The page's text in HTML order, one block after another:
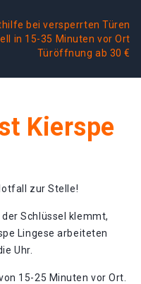
bei versperrten Türen
in 15-35 Minuten vor Ort
Türöffnung ab 30 €
Kierspe
zur Stelle!
Schlüssel klemmt,
Lingese arbeiteten
Uhr.
15-25 Minuten vor Ort.